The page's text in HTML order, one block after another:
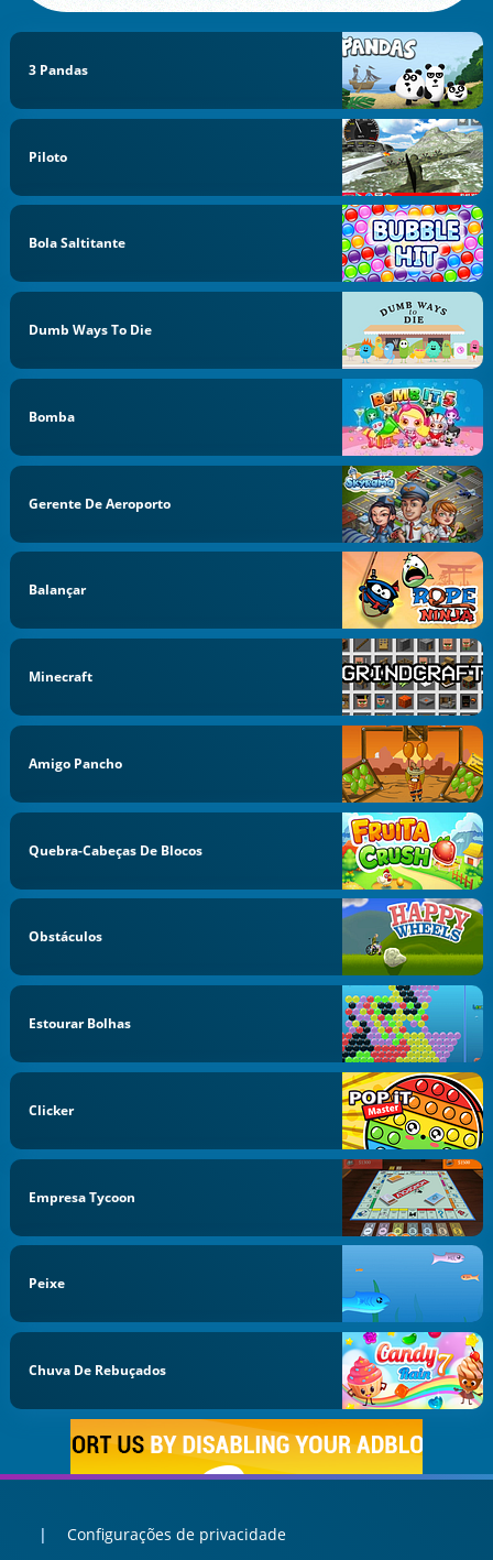
3 Pandas
Piloto
Bola Saltitante
Dumb Ways To Die
Bomba
Gerente De Aeroporto
Balançar
Minecraft
Amigo Pancho
Quebra-Cabeças De Blocos
Obstáculos
Estourar Bolhas
Clicker
Empresa Tycoon
Peixe
Chuva De Rebuçados
Configurações de privacidade